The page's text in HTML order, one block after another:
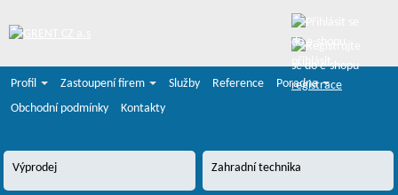
registrace
Profil
Zastoupení firem Služby Reference
Poradna
Obchodní podmínky
Kontakty
Výprodej Zahradní technika